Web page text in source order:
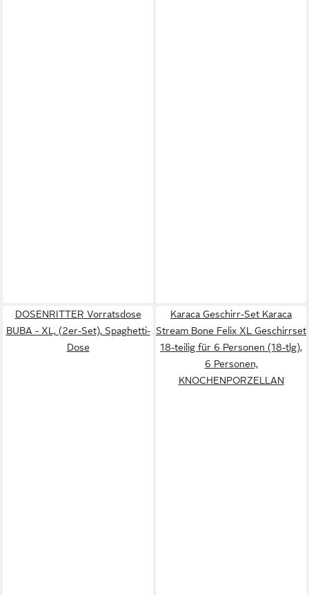
DOSENRITTER Vorratsdose
BUBA - XL, (2er-Set), Spaghetti-
Dose
Karaca Geschirr-Set Karaca
Stream Bone Felix XL Geschirrset
18-teilig für 6 Personen (18-tlg),
6 Personen,
KNOCHENPORZELLAN